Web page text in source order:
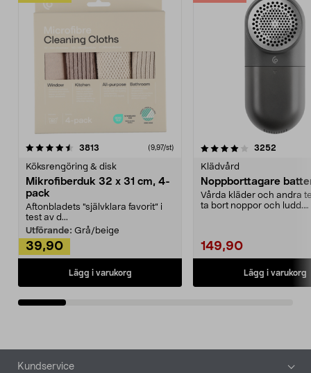
3813 (9,97/st)
Köksrengöring & disk
Mikrofiberduk 32 x 31 cm, 4-
pack
Aftonbladets "självklara favorit” i
test av d...
Utförande: Grå/beige
39,90
Lägg i varukorg
4.0av 5 stjärnor 3252
Klädvård
Noppborttagare
Vårda kläder och andra
ta bort noppor och ludd.
149,90
Lägg i varukorg
4.5av 5 stjärnor
Sidfot
Kundservice